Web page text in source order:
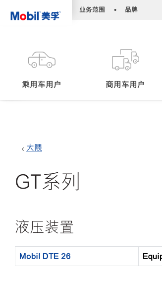
业务范围 • 品牌
乘用车用户 商用车用户
大隈
GT系列
液压装置
Mobil DTE 26